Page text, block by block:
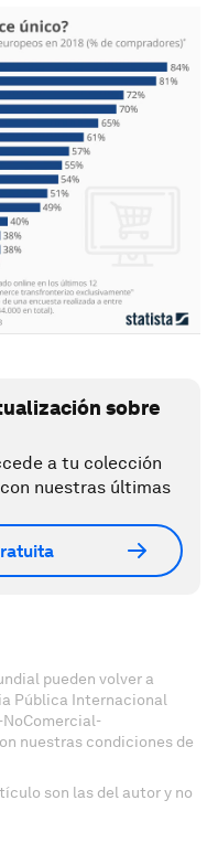
sobre
a tu colección
nuestras últimas
pueden volver a
Pública Internacional
nuestras condiciones de
son las del autor y no